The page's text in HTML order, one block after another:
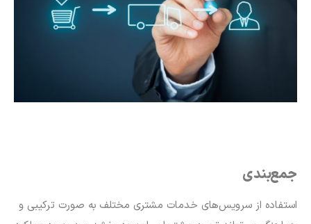
جمع‌بندی
استفاده از سرویس‌های خدمات مشتری مختلف به صورت ترکیبی و